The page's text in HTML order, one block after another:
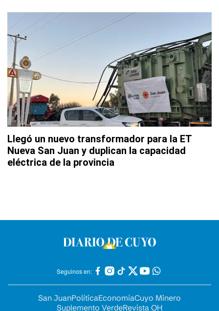
Llegó un nuevo transformador para la ET
Nueva San Juan y duplican la capacidad
eléctrica de la provincia
Seguinos en:
San JuanPolíticaEconomíaCuyo Minero
Suplemento VerdeRevista OH